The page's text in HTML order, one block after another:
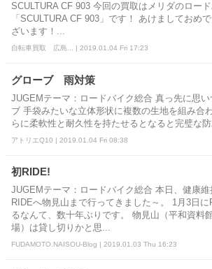
SCULTURA CF 903 今回の買取はメリダのロー
「SCULTURA CF 903」です！ あけましておめ
ざいます！...
自転車買取 広島... | 2019.01.04 Fri 17:23
グローブ 雨対策
JUGEMテーマ：ロードバイク総合 真っ先に思
ブ 手袋みたいな立体形状に複数の生地を組み合
らに柔軟性と耐久性を持たせるとなると完璧な防
アトリエQ10 | 2019.01.04 Fri 08:38
初RIDE!
JUGEMテーマ：ロードバイク総合 本日、健康維
RIDEへ物見山まで行ってきました～。 1月3日に
るなんて、数十年ぶりです。 物見山（平和資料
場）は貸し切りかと思...
FUDAMOTO.NAISOU-Blog | 2019.01.03 Thu 16:23